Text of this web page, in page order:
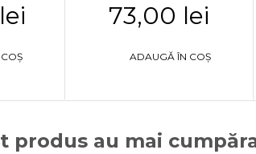
73,00 lei
ADAUGĂ ÎN COȘ
produs au mai